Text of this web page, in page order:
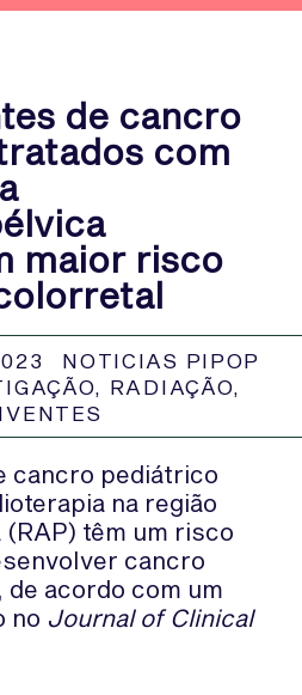
de cancro
com
maior risco
NOTICIAS PIPOP
, RADIAÇÃO,
cancro pediátrico
na região
têm um risco
cancro
acordo com um
no Journal of Clinical